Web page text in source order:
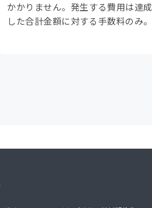
かかりません。発生する費用は達成
した合計金額に対する手数料のみ。